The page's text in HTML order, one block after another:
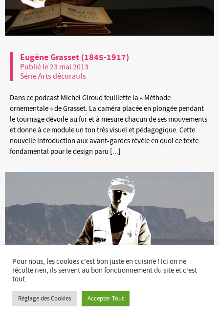
Eugène Grasset (1845-1917)
Publié le 23 mai 2013
Série Arts décoratifs
Dans ce podcast Michel Giroud feuillette la « Méthode
ornementale » de Grasset. La caméra placée en plongée pendant
le tournage dévoile au fur et à mesure chacun de ses mouvements
et donne à ce module un ton très visuel et pédagogique. Cette
nouvelle introduction aux avant-gardes révèle en quoi ce texte
fondamental pour le design paru [...]
Pour nous, les cookies c'est bon juste en cuisine ! Ici on ne
récolte rien, ils servent au bon fonctionnement du site et c'est
tout.
Réglage des Cookies Accepter Tout